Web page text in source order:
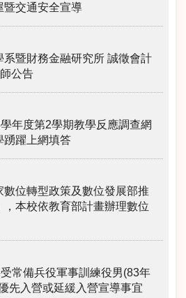
暨交通安全宣導
系暨財務金融研究所 誠徵會計
公告
年度第2學期教學反應調查網
踴躍上網填答
數位轉型政策及數位發展部推
本校依教育部計畫辦理數位
受常備兵役軍事訓練役男(83年
先入營或延緩入營宣導事宜